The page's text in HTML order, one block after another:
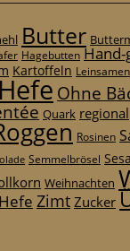
Butter
Hagebutten
Kartoffeln Leinsamen
Ohne
Quark regional
Rosinen
Semmelbrösel
Weihnachten
ZimtZucker